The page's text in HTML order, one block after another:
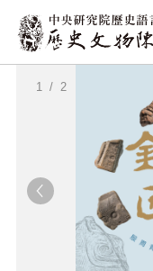
:::
:::
1/ 2